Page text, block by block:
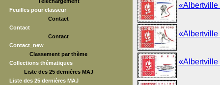
Téléchargement
Feuilles pour classeur
Contact
Contact
Contact
Contact_new
Classement par thème
Collections thématiques
Liste des 25 dernières MAJ
Liste des 25 dernières MAJ
«Albertville
«Albertville
«Albertville